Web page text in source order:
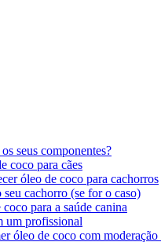
seus componentes?
coco para cães
óleo de coco para cachorros
cachorro (se for o caso)
para a saúde canina
um profissional
óleo de coco com moderação